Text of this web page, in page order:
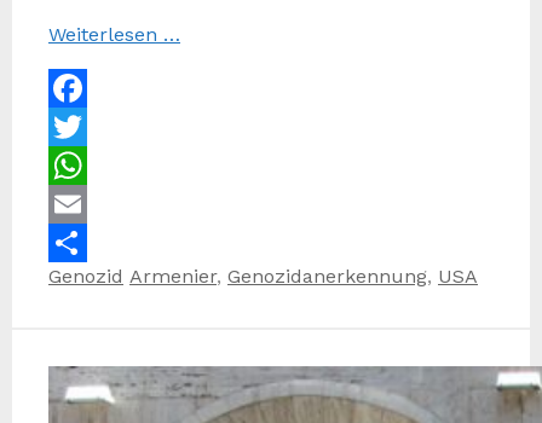
Weiterlesen …
Facebook
Twitter
WhatsApp
Email
Teilen
Kategorien
Genozid Schlagwörter
Armenier, Genozidanerkennung, USA